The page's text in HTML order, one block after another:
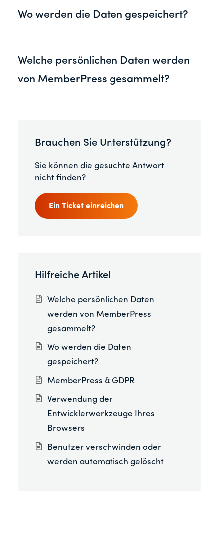
Wo werden die Daten gespeichert?
Welche persönlichen Daten werden
von MemberPress gesammelt?
Brauchen Sie Unterstützung?
Sie können die gesuchte Antwort
nicht finden?
Ein Ticket einreichen
Hilfreiche Artikel
Welche persönlichen Daten
werden von MemberPress
gesammelt?
Wo werden die Daten
gespeichert?
MemberPress & GDPR
Verwendung der
Entwicklerwerkzeuge Ihres
Browsers
Benutzer verschwinden oder
werden automatisch gelöscht